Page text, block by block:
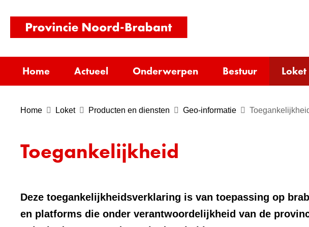
homepage)
Home Actueel Onderwerpen Bestuur Loket
Home Loket Producten en diensten Geo-informatie
Toegankelijkheid
Deze toegankelijkheidsverklaring is van toepassing op
en platforms die onder verantwoordelijkheid van de